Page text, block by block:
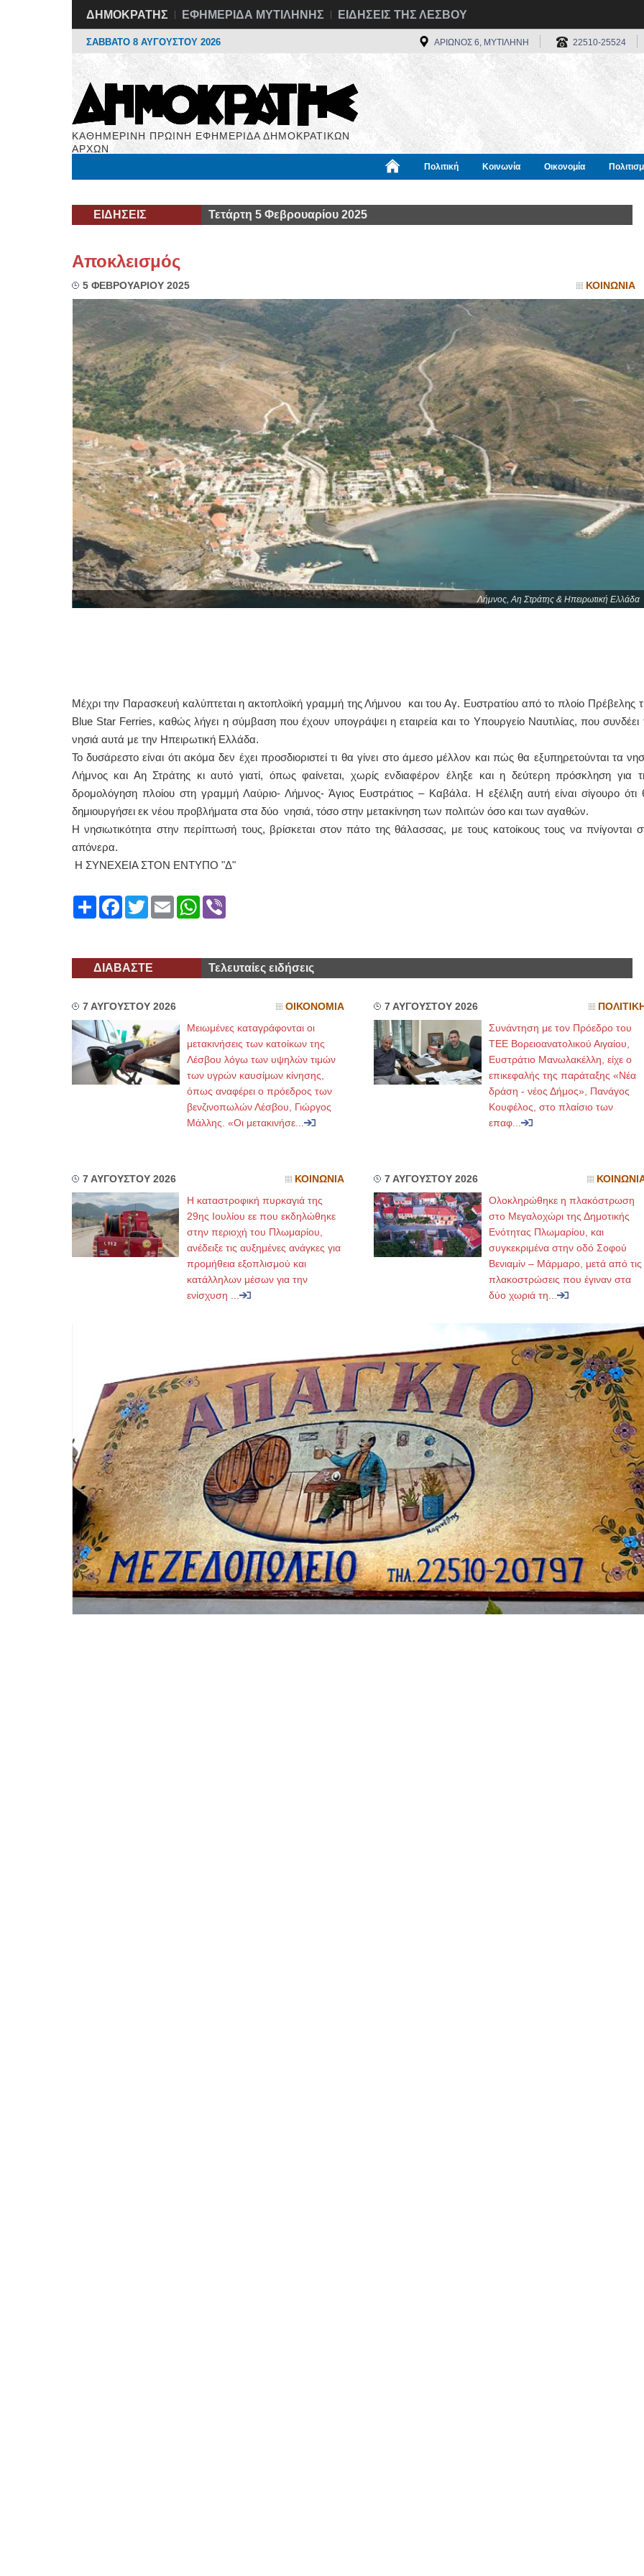
ΔΗΜΟΚΡΑΤΗΣ ΕΦΗΜΕΡΙΔΑ ΜΥΤΙΛΗΝΗΣ ΕΙΔΗΣΕΙΣ ΤΗΣ ΛΕΣΒΟΥ
ΣΑΒΒΑΤΟ 8 ΑΥΓΟΥΣΤΟΥ 2026 ΑΡΙΩΝΟΣ 6, ΜΥΤΙΛΗΝΗ 22510-25524
ΚΑΘΗΜΕΡΙΝΗ ΠΡΩΙΝΗ ΕΦΗΜΕΡΙΔΑ ΔΗΜΟΚΡΑΤΙΚΩΝ
ΑΡΧΩΝ
Πολιτική Κοινωνία Οικονομία
ΕΙΔΗΣΕΙΣ Τετάρτη 5 Φεβρουαρίου 2025
Αποκλεισμός
5 ΦΕΒΡΟΥΑΡΙΟΥ 2025 ΚΟΙΝΩΝΙΑ
Λήμνος, Αη Στράτης & Ηπειρωτική Ελλάδα
Μέχρι την Παρασκευή καλύπτεται η ακτοπλοϊκή γραμμή της Λήμνου και του Αγ. Ευστρατίου από το πλοίο Πρέβελης
Blue Star Ferries, καθώς λήγει η σύμβαση που έχουν υπογράψει η εταιρεία και το Υπουργείο Ναυτιλίας, που συνδέει
νησιά αυτά με την Ηπειρωτική Ελλάδα.
Το δυσάρεστο είναι ότι ακόμα δεν έχει προσδιοριστεί τι θα γίνει στο άμεσο μέλλον και πώς θα εξυπηρετούνται τα
Λήμνος και Αη Στράτης κι αυτό γιατί, όπως φαίνεται, χωρίς ενδιαφέρον έληξε και η δεύτερη πρόσκληση για
δρομολόγηση πλοίου στη γραμμή Λαύριο- Λήμνος- Άγιος Ευστράτιος – Καβάλα. H εξέλιξη αυτή είναι σίγουρο ότι
δημιουργήσει εκ νέου προβλήματα στα δύο νησιά, τόσο στην μετακίνηση των πολιτών όσο και των αγαθών.
Η νησιωτικότητα στην περίπτωσή τους, βρίσκεται στον πάτο της θάλασσας, με τους κατοίκους τους να πνίγονται
απόνερα.
Η ΣΥΝΕΧΕΙΑ ΣΤΟΝ ΕΝΤΥΠΟ "Δ"
ShareFacebook
TwitterEmailWhatsApp
Viber
ΔΙΑΒΑΣΤΕ Τελευταίες ειδήσεις
7 ΑΥΓΟΥΣΤΟΥ 2026 ΟΙΚΟΝΟΜΙΑ
Μειωμένες καταγράφονται οι
μετακινήσεις των κατοίκων της
Λέσβου λόγω των υψηλών τιμών
των υγρών καυσίμων κίνησης,
όπως αναφέρει ο πρόεδρος των
βενζινοπωλών Λέσβου, Γιώργος
Μάλλης. «Οι μετακινήσε...
7 ΑΥΓΟΥΣΤΟΥ 2026 ΠΟΛΙΤΙΚΗ
Συνάντηση με τον Πρόεδρο του
ΤΕΕ Βορειοανατολικού Αιγαίου,
Ευστράτιο Μανωλακέλλη, είχε ο
επικεφαλής της παράταξης «Νέα
δράση - νέος Δήμος», Πανάγος
Κουφέλος, στο πλαίσιο των
επαφ...
7 ΑΥΓΟΥΣΤΟΥ 2026 ΚΟΙΝΩΝΙΑ
Η καταστροφική πυρκαγιά της
29ης Ιουλίου εε που εκδηλώθηκε
στην περιοχή του Πλωμαρίου,
ανέδειξε τις αυξημένες ανάγκες για
προμήθεια εξοπλισμού και
κατάλληλων μέσων για την
ενίσχυση ...
7 ΑΥΓΟΥΣΤΟΥ 2026
Ολοκληρώθηκε η πλακόστρωση
στο Μεγαλοχώρι της Δημοτικής
Ενότητας Πλωμαρίου, και
συγκεκριμένα στην οδό Σοφού
Βενιαμίν – Μάρμαρο, μετά από τις
πλακοστρώσεις που έγιναν στα
δύο χωριά τη...
ΧΕΙΡΟΥΡΓΟΣ
ΟΦΘΑΛΜΙΑΤΡΟΣ
Διδάκτωρ Ιατρικής Σχολής
Πανεπιστημίου Αθηνών
Καβέτσου 10, Μυτιλήνη, τηλ:
2251038065
Χειρουργός Ωτορινολαρυγγολόγος
Έλενα Μπούμπα
Στρατιωτικός Ιατρός